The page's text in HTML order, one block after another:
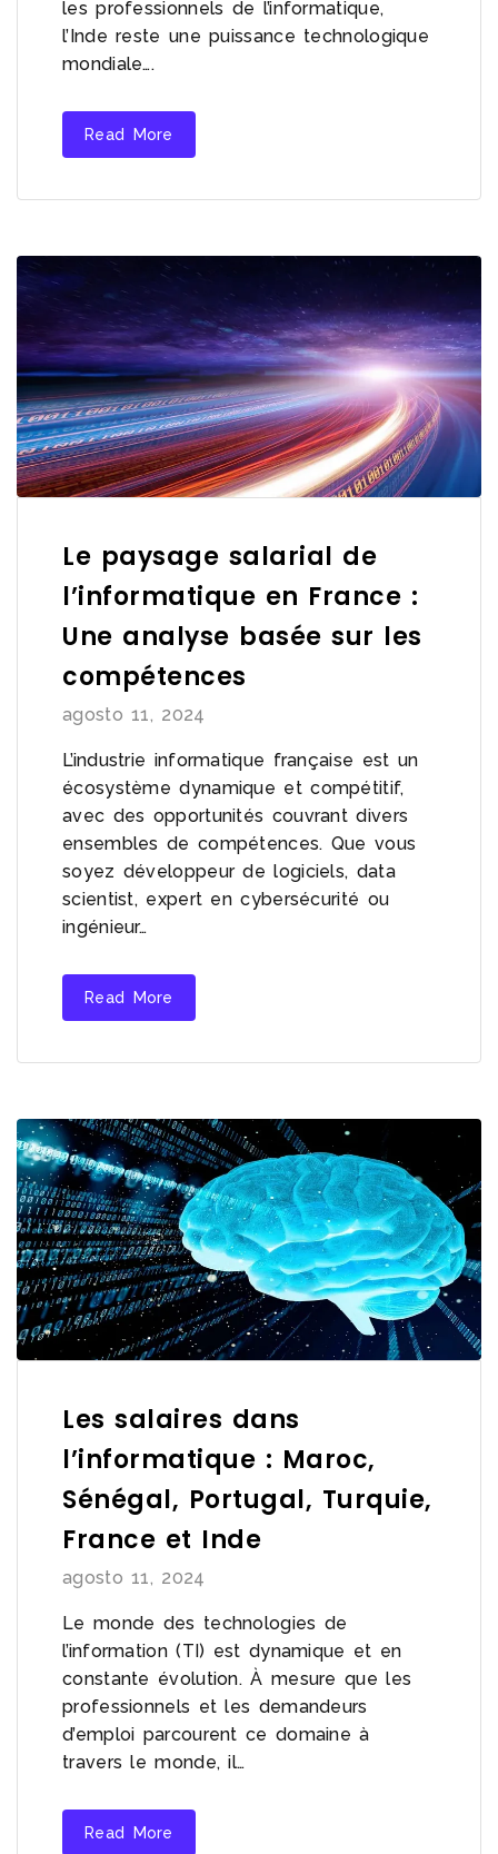
les professionnels de l’informatique,
l’Inde reste une puissance technologique
mondiale….
Read More
Le paysage salarial de
l’informatique en France :
Une analyse basée sur les
compétences
agosto 11, 2024
L’industrie informatique française est un
écosystème dynamique et compétitif,
avec des opportunités couvrant divers
ensembles de compétences. Que vous
soyez développeur de logiciels, data
scientist, expert en cybersécurité ou
ingénieur…
Read More
Les salaires dans
l’informatique : Maroc,
Sénégal, Portugal, Turquie,
France et Inde
agosto 11, 2024
Le monde des technologies de
l’information (TI) est dynamique et en
constante évolution. À mesure que les
professionnels et les demandeurs
d’emploi parcourent ce domaine à
travers le monde, il…
Read More